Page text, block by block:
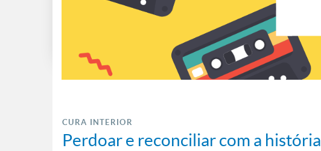
CURA INTERIOR
Perdoar e reconciliar com a história